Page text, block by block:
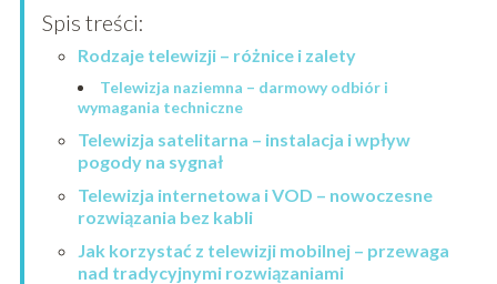
Spis treści:
Rodzaje telewizji – różnice i zalety
Telewizja naziemna – darmowy odbiór i
wymagania techniczne
Telewizja satelitarna – instalacja i wpływ
pogody na sygnał
Telewizja internetowa i VOD – nowoczesne
rozwiązania bez kabli
Jak korzystać z telewizji mobilnej – przewaga
nad tradycyjnymi rozwiązaniami